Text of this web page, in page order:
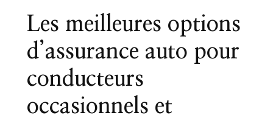
Les meilleures options
d’assurance auto pour
conducteurs
occasionnels et